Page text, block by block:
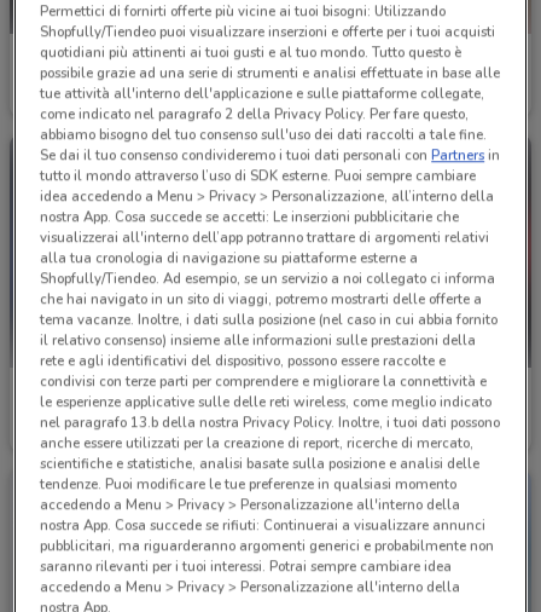
Emu
Scade il 31/12 7.3 km
Satur
Scade il 03/09 9.3 km
Tempur materassi
Scade il 31/12
Mondo Camerette
Scade il 30/11
Permettici di fornirti offerte più vicine ai tuoi bisogni: Utilizzando
Shopfully/Tiendeo puoi visualizzare inserzioni e offerte per i tuoi acquisti
quotidiani più attinenti ai tuoi gusti e al tuo mondo. Tutto questo è
possibile grazie ad una serie di strumenti e analisi effettuate in base alle
tue attività all'interno dell'applicazione e sulle piattaforme collegate,
come indicato nel paragrafo 2 della Privacy Policy. Per fare questo,
abbiamo bisogno del tuo consenso sull'uso dei dati raccolti a tale fine.
Se dai il tuo consenso condivideremo i tuoi dati personali conPartnersin
tutto il mondo attraverso l’uso di SDK esterne. Puoi sempre cambiare
idea accedendo a Menu > Privacy > Personalizzazione, all’interno della
nostra App. Cosa succede se accetti: Le inserzioni pubblicitarie che
visualizzerai all'interno dell’app potranno trattare di argomenti relativi
alla tua cronologia di navigazione su piattaforme esterne a
Shopfully/Tiendeo. Ad esempio, se un servizio a noi collegato ci informa
che hai navigato in un sito di viaggi, potremo mostrarti delle offerte a
tema vacanze. Inoltre, i dati sulla posizione (nel caso in cui abbia fornito
il relativo consenso) insieme alle informazioni sulle prestazioni della
rete e agli identificativi del dispositivo, possono essere raccolte e
condivisi con terze parti per comprendere e migliorare la connettività e
le esperienze applicative sulle delle reti wireless, come meglio indicato
nel paragrafo 13.b della nostra Privacy Policy. Inoltre, i tuoi dati possono
anche essere utilizzati per la creazione di report, ricerche di mercato,
scientifiche e statistiche, analisi basate sulla posizione e analisi delle
tendenze. Puoi modificare le tue preferenze in qualsiasi momento
accedendo a Menu > Privacy > Personalizzazione all'interno della
nostra App. Cosa succede se rifiuti: Continuerai a visualizzare annunci
pubblicitari, ma riguarderanno argomenti generici e probabilmente non
saranno rilevanti per i tuoi interessi. Potrai sempre cambiare idea
accedendo a Menu > Privacy > Personalizzazione all'interno della
nostra App.